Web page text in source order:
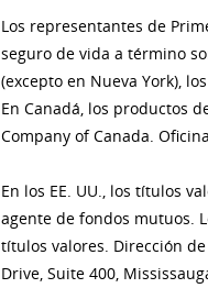
Los representantes de
seguro de vida a término
(excepto en Nueva York),
En Canadá, los productos
Company of Canada.
En los EE. UU., los títulos
agente de fondos mutuos.
títulos valores. Dirección
Drive, Suite 400,